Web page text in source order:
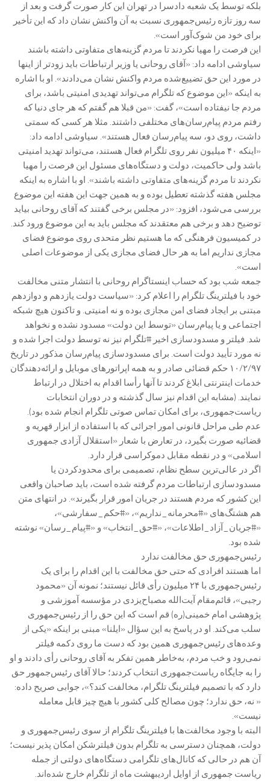
بلکه توسط یک شعبه دادسرا در تهران این کار صورت گرفت و بعد از
سه روز تازه رئیس‌جمهوری نسبت به آن واکنش نشان داد که این تأخیر
برای خود من شوک‌آور است».
این فرصت را مهیا نکردند تا مردم گزینه‌های متفاوتی داشته باشند
سیاوشی ادامه داد: «آقای روحانی یا وزیر ارتباطات باید زودتر از اینها
در مورد این حق تضییع‌شده مردم واکنش نشان می‌دادند». او با اشاره
به اینکه «این موضوع که تلگرام می‌تواند تهدیدی امنیتی باشد، برای
مردم جا نیفتاده است»، گفت: «من قبلا هم گفتم که هر جای دنیا که
رفتم مردم پیام‌رسان‌های مختلفی داشتند. مثلا هر کسی که سمتی
داشت، روی دو، سه پیام‌رسان فعال هستند». سیاوشی ادامه داد:
«اینکه ۴۰ میلیون نفر روی تلگرام فعال هستند، می‌تواند تهدید امنیتی
باشد ولی حاکمیت، دولت و دستگاه‌های مسئول این فرصت را مهیا
نکردند تا مردم گزینه‌های متفاوتی داشته باشند». او با اشاره به اینکه
مجلس هفته گذشته تعطیل بوده و به همین جهت این هفته این موضوع
بررسی می‌شود، افزود: «در مجلس برخی گفتند که آقای روحانی بیاید
توضیح دهد و برخی هم معتقدند که مجلس باید به این موضوع ورود کند.
در کمیسیون فرهنگی که ما هستیم نظر متحدی روی موضوع فضای
مجازی نداریم اما به هر حال فضای مجازی یکی از موضوعات اصلی
است».
جمعه شب بود که حساب اینستاگرام روحانی با انتشار متنی مخالفت
خود با فیلترینگ تلگرام را اعلام کرد: «سیاست دولت یازدهم و دوازدهم
مبتنی بر ایجاد فضای امن مجازی بوده و نه امنیتی. و تاکنون هیچ شبکه
اجتماعی و یا پیام‌رسان «توسط این دولت» مسدود نشده و نخواهد
شد. فیلتر و مسدودسازی اخیر #تلگرام نیز نه توسط دولت اجرا شده و
نه مورد تأیید دولت است. برای مسدودسازی پیام‌رسان مذکور در تاریخ
۱۰/۲/۹۷ حکم قضائی صادر و به همه اپراتورهای موبایل و ارائه‌دهندگان
خدمات اینترنتی ابلاغ کردند تا آنها رأسا اقدام به اختلال در ارتباط
نمایند. (مشابه این اقدام نیز سال گذشته و در دوران انتخابات
ریاست‌جمهوری، برای امکان تماس صوتی تلگرام انجام شده بود).
‌عدم طی مراحل قانونی امور اجرائی که با استفاده از ابزار قهریه و
قضائیه صورت بگیرد، در تعارض با شعار «استقلال آزادی جمهوری
اسلامی» و در نقطه مقابل دموکراسی قرار دارد.
‌اگر در عالی‌ترین سطح نظام، تصمیمی برای محدودکردن یا
مسدودسازی ارتباطات مردم گرفته شده است، باید صاحبان واقعی
این کشور که مردم هستند در جریان امور قرار بگیرند». در انتهای متن
هم هشتگ‌های «#محرمانه_نداریم»، «#حکم_سفارشی»،
«‌#جریان_آزاد_اطلاعات»، «#حق_انتخاب» و «#پیام_رسان» نوشته
شده بود.
رئیس‌جمهوری حق مخالفت ندارد
اما هستند افرادی که حتی حق مخالفت با این اقدام را برای یک
رئیس‌جمهوری با ۲۴ میلیون رأی قائل نیستند؛ نمونه آن «محمود
رجبی»، قائم‌مقام آیت‌الله مصباح‌یزدی در مؤسسه آموزشی و
پژوهشی امام خمینی(ره) قم است که این حق را از رئیس‌جمهوری
سلب می‌کند. او در پاسخ به این سؤال «ایلنا» مبنی بر اینکه «یکی از
وعده‌های رئیس‌جمهوری همین بود که دست ما روی دکمه فیلتر
نمی‌رود و خب مردم، به‌خاطر همین تفکر به آقای روحانی رأی دادند و او
را به جایگاه ریاست‌جمهوری انتخاب کردند؛ حالا آقای رئیس‌جمهور حق
دارد که با تصمیم فیلترینگ تلگرام، مخالفت کند؟»، جوابی صریح داده:
« نه، حق ندارد؛ چون مصالح کلی کشور با هیچ چیز قابل معامله
نیست».
البته با وجود مخالفت‌ها با فیلترینگ تلگرام از سوی رئیس‌جمهوری و
دولت، همچنان دسترسی به تلگرام بدون فیلترشکن امکان پذیر نیست؛
آن هم در حالی که کانال‌های تلگرامی دستگاه‌های دولتی از جمله
ریاست جمهوری از اوایل اردیبهشت ماه از تلگرام خارج شده‌اند.